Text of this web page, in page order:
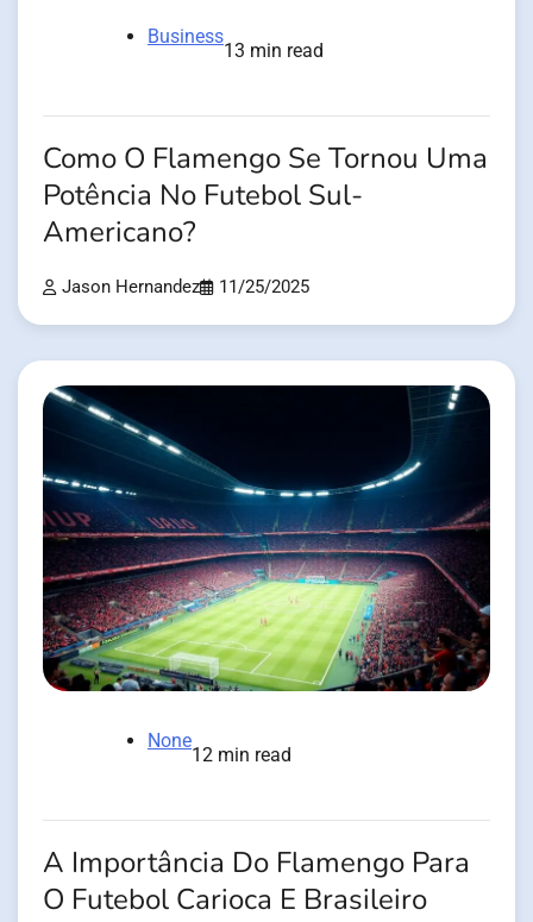
Business
13 min read
Como O Flamengo Se Tornou Uma
Potência No Futebol Sul-
Americano?
Jason Hernandez 11/25/2025
None
12 min read
A Importância Do Flamengo Para
O Futebol Carioca E Brasileiro